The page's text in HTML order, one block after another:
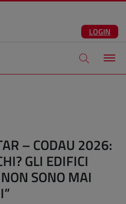
LOGIN
Apri modale
– CODAU 2026:
GLI EDIFICI
SONO MAI